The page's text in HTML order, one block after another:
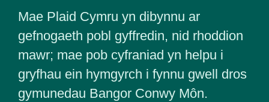
Mae Plaid Cymru yn dibynnu ar
gefnogaeth pobl gyffredin, nid rhoddion
mawr; mae pob cyfraniad yn helpu i
gryfhau ein hymgyrch i fynnu gwell dros
gymunedau Bangor Conwy Môn.